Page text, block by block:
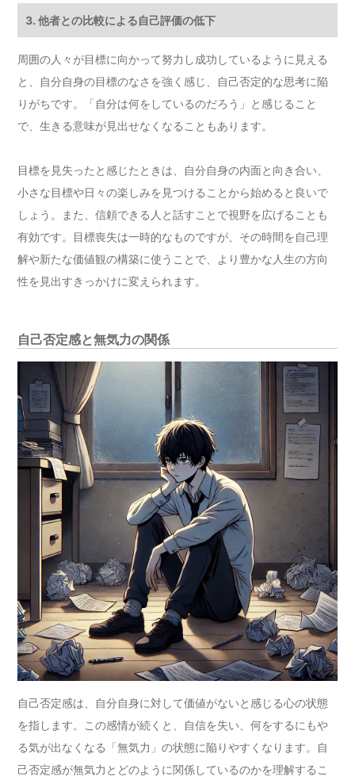
3. 他者との比較による自己評価の低下
周囲の人々が目標に向かって努力し成功しているように見える
と、自分自身の目標のなさを強く感じ、自己否定的な思考に陥
りがちです。「自分は何をしているのだろう」と感じること
で、生きる意味が見出せなくなることもあります。
目標を見失ったと感じたときは、自分自身の内面と向き合い、
小さな目標や日々の楽しみを見つけることから始めると良いで
しょう。また、信頼できる人と話すことで視野を広げることも
有効です。目標喪失は一時的なものですが、その時間を自己理
解や新たな価値観の構築に使うことで、より豊かな人生の方向
性を見出すきっかけに変えられます。
自己否定感と無気力の関係
自己否定感は、自分自身に対して価値がないと感じる心の状態
を指します。この感情が続くと、自信を失い、何をするにもや
る気が出なくなる「無気力」の状態に陥りやすくなります。自
己否定感が無気力とどのように関係しているのかを理解するこ